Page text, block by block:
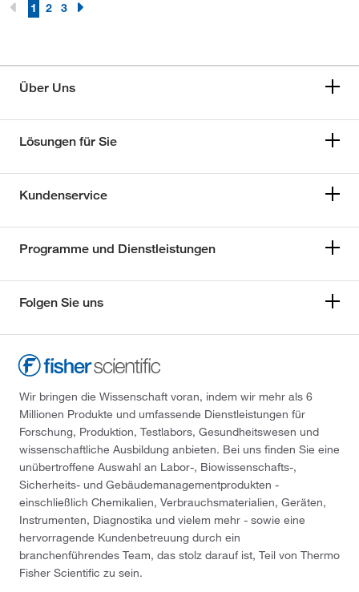
1 2 3
Über Uns
Lösungen für Sie
Kundenservice
Programme und Dienstleistungen
Folgen Sie uns
Wir bringen die Wissenschaft voran, indem wir mehr als 6
Millionen Produkte und umfassende Dienstleistungen für
Forschung, Produktion, Testlabors, Gesundheitswesen und
wissenschaftliche Ausbildung anbieten. Bei uns finden Sie eine
unübertroffene Auswahl an Labor-, Biowissenschafts-,
Sicherheits- und Gebäudemanagementprodukten -
einschließlich Chemikalien, Verbrauchsmaterialien, Geräten,
Instrumenten, Diagnostika und vielem mehr - sowie eine
hervorragende Kundenbetreuung durch ein
branchenführendes Team, das stolz darauf ist, Teil von Thermo
Fisher Scientific zu sein.